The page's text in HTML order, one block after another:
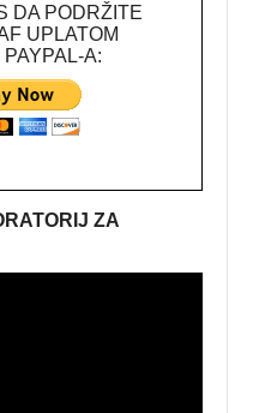
DA PODRŽITE
UPLATOM
A:
ZA